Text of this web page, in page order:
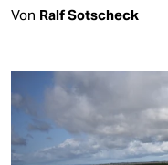
Von Ralf Sotscheck